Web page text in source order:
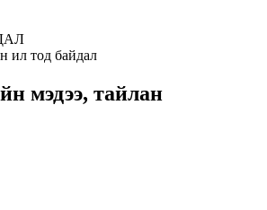
ил тод байдал
мэдээ, тайлан